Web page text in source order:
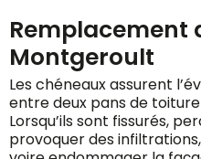
Remplacement
Montgeroult
Les chéneaux assurent
entre deux pans de toiture
Lorsqu’ils sont fissurés,
provoquer des